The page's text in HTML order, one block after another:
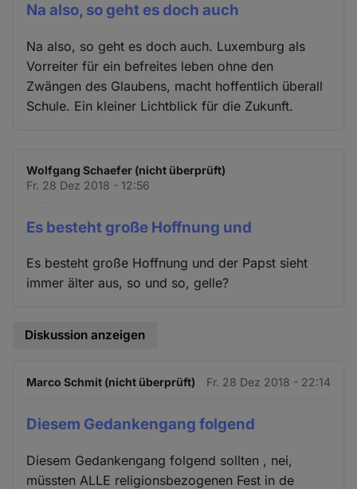
Na also, so geht es doch auch
Na also, so geht es doch auch. Luxemburg als
Vorreiter für ein befreites leben ohne den
Zwängen des Glaubens, macht hoffentlich überall
Schule. Ein kleiner Lichtblick für die Zukunft.
Wolfgang Schaefer (nicht überprüft)
Fr. 28 Dez 2018 - 12:56
Es besteht große Hoffnung und
Es besteht große Hoffnung und der Papst sieht
immer älter aus, so und so, gelle?
Diskussion anzeigen
Marco Schmit (nicht überprüft) Fr. 28 Dez 2018 - 22:14
Diesem Gedankengang folgend
Diesem Gedankengang folgend sollten , nei,
müssten ALLE religionsbezogenen Fest in de